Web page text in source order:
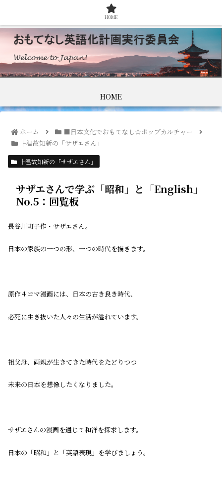
HOME
ホーム
■日本文化でおもてなし☆ポップカルチャー
├温故知新の「サザエさん」
├温故知新の「サザエさん」
サザエさんで学ぶ「昭和」と「English」
No.5：回覧板
長谷川町子作・サザエさん。
日本の家族の一つの形、一つの時代を描きます。
原作４コマ漫画には、日本の古き良き時代、
必死に生き抜いた人々の生活が溢れています。
祖父母、両親が生きてきた時代をたどりつつ
未来の日本を想像したくなりました。
サザエさんの漫画を通じて和洋を探求します。
日本の「昭和」と「英語表現」を学びましょう。
HOME